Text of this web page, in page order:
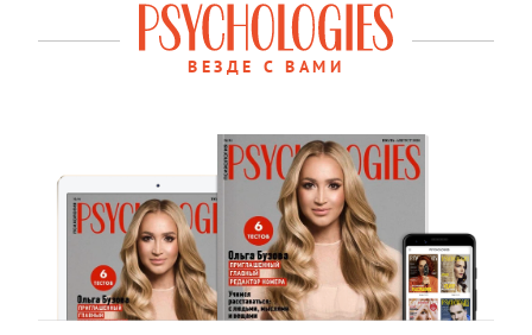
ВЕЗДЕ С ВАМИ